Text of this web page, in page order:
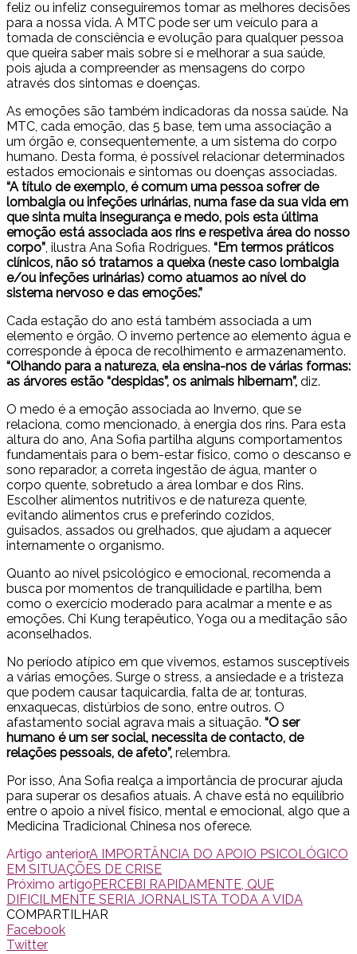
feliz ou infeliz conseguiremos tomar as melhores decisões
para a nossa vida. A MTC pode ser um veículo para a
tomada de consciência e evolução para qualquer pessoa
que queira saber mais sobre si e melhorar a sua saúde,
pois ajuda a compreender as mensagens do corpo
através dos sintomas e doenças.
As emoções são também indicadoras da nossa saúde. Na
MTC, cada emoção, das 5 base, tem uma associação a
um órgão e, consequentemente, a um sistema do corpo
humano. Desta forma, é possível relacionar determinados
estados emocionais e sintomas ou doenças associadas.
“A título de exemplo, é comum uma pessoa sofrer de
lombalgia ou infeções urinárias, numa fase da sua vida em
que sinta muita insegurança e medo, pois esta última
emoção está associada aos rins e respetiva área do nosso
corpo”, ilustra Ana Sofia Rodrigues. “Em termos práticos
clínicos, não só tratamos a queixa (neste caso lombalgia
e/ou infeções urinárias) como atuamos ao nível do
sistema nervoso e das emoções.”
Cada estação do ano está também associada a um
elemento e órgão. O inverno pertence ao elemento água e
corresponde à época de recolhimento e armazenamento.
“Olhando para a natureza, ela ensina-nos de várias formas:
as árvores estão “despidas”, os animais hibernam”, diz.
O medo é a emoção associada ao Inverno, que se
relaciona, como mencionado, à energia dos rins. Para esta
altura do ano, Ana Sofia partilha alguns comportamentos
fundamentais para o bem-estar físico, como o descanso e
sono reparador, a correta ingestão de água, manter o
corpo quente, sobretudo a área lombar e dos Rins.
Escolher alimentos nutritivos e de natureza quente,
evitando alimentos crus e preferindo cozidos,
guisados, assados ou grelhados, que ajudam a aquecer
internamente o organismo.
Quanto ao nível psicológico e emocional, recomenda a
busca por momentos de tranquilidade e partilha, bem
como o exercício moderado para acalmar a mente e as
emoções. Chi Kung terapêutico, Yoga ou a meditação são
aconselhados.
No período atípico em que vivemos, estamos susceptíveis
a várias emoções. Surge o stress, a ansiedade e a tristeza
que podem causar taquicardia, falta de ar, tonturas,
enxaquecas, distúrbios de sono, entre outros. O
afastamento social agrava mais a situação. “O ser
humano é um ser social, necessita de contacto, de
relações pessoais, de afeto”, relembra.
Por isso, Ana Sofia realça a importância de procurar ajuda
para superar os desafios atuais. A chave está no equilíbrio
entre o apoio a nível físico, mental e emocional, algo que a
Medicina Tradicional Chinesa nos oferece.
Artigo anteriorA IMPORTÂNCIA DO APOIO PSICOLÓGICO
EM SITUAÇÕES DE CRISE
Próximo artigo PERCEBI RAPIDAMENTE, QUE
DIFICILMENTE SERIA JORNALISTA TODA A VIDA
COMPARTILHAR
Facebook
Twitter